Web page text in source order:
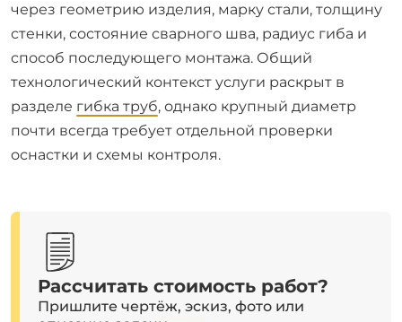
через геометрию изделия, марку стали, толщину
стенки, состояние сварного шва, радиус гиба и
способ последующего монтажа. Общий
технологический контекст услуги раскрыт в
разделе гибка труб, однако крупный диаметр
почти всегда требует отдельной проверки
оснастки и схемы контроля.
Рассчитать стоимость работ?
Пришлите чертёж, эскиз, фото или